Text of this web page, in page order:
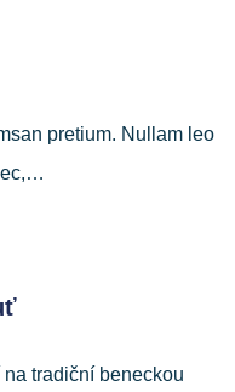
pretium. Nullam leo
tradiční beneckou